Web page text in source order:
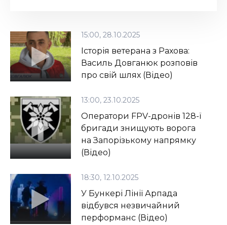
15:00, 28.10.2025
Історія ветерана з Рахова:
Василь Довганюк розповів
про свій шлях (Відео)
13:00, 23.10.2025
Оператори FPV-дронів 128-ї
бригади знищують ворога
на Запорізькому напрямку
(Відео)
18:30, 12.10.2025
У Бункері Лінії Арпада
відбувся незвичайний
перформанс (Відео)